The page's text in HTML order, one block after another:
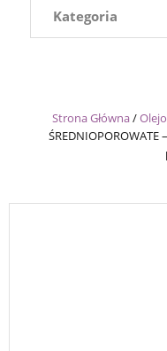
Strona Główna/